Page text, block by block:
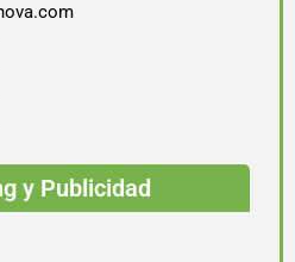
y Publicidad